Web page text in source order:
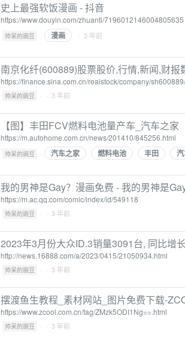
史上最强软饭漫画 - 抖音
https://www.douyin.com/zhuanti/7196012146004805635
帅呆的豌豆 · 漫画 · 3 年前
南京化纤(600889)股票股价,行情,新闻,财报
https://finance.sina.com.cn/realstock/company/
帅呆的豌豆 · · 3 年前
【图】丰田FCV燃料电池量产车_汽车之家
https://m.autohome.com.cn/news/201410/845256.html
帅呆的豌豆 · 汽车之家 燃料电池 丰田
我的男神是Gay？漫画免费 - 我的男神是
https://m.ac.qq.com/comic/index/id/549118
帅呆的豌豆 · · 3 年前
2023年3月份大众ID.3销量3091台, 同比增
http://news.16888.com/a/2023/0415/21050934.html
帅呆的豌豆 · · 3 年前
摆渡鱼生教程_素材网站_图片免费下载-
https://www.zcool.com.cn/tag/ZMzk5ODI1Ng==.html
帅呆的豌豆 · · 3 年前